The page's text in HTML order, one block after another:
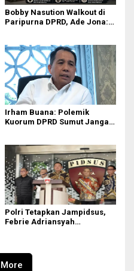
Bobby Nasution Walkout di
Paripurna DPRD, Ade Jona:
Irham Buana: Polemik
Kuorum DPRD Sumut Jangan
Polri Tetapkan Jampidsus,
Febrie Adriansyah